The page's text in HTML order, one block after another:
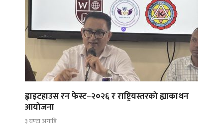
ह्वाइटहाउस रन फेस्ट–२०२६ र राष्ट्रियस्तरको ह्याकाथन
आयोजना
३ घण्टा अगाडि